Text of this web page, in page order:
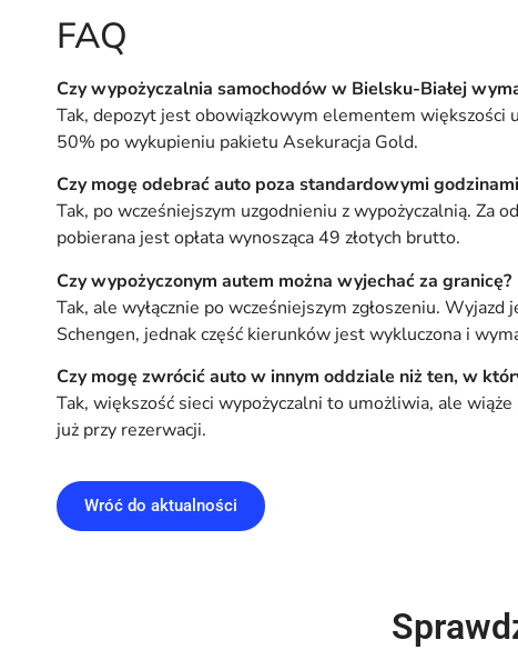
FAQ
Czy wypożyczalnia samochodów w Bielsku-Białej
Tak, depozyt jest obowiązkowym elementem większości
50% po wykupieniu pakietu Asekuracja Gold.
Czy mogę odebrać auto poza standardowymi
Tak, po wcześniejszym uzgodnieniu z wypożyczalnią. Za
pobierana jest opłata wynosząca 49 złotych brutto.
Czy wypożyczonym autem można wyjechać za granicę?
Tak, ale wyłącznie po wcześniejszym zgłoszeniu.
Schengen, jednak część kierunków jest wykluczona i
Czy mogę zwrócić auto w innym oddziale niż ten, w
Tak, większość sieci wypożyczalni to umożliwia, ale
już przy rezerwacji.
Wróć do aktualności